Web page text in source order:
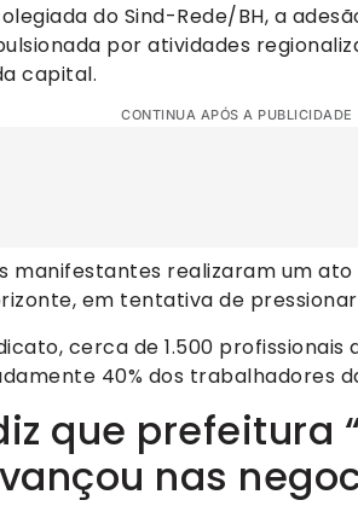
do Sind-Rede/BH, a
por atividades
capital.
CONTINUA APÓS A PUBLICIDADE
manifestantes realizaram um
em tentativa de
cerca de 1.500 profissionais
40% dos trabalhadores
que prefeitura
nas